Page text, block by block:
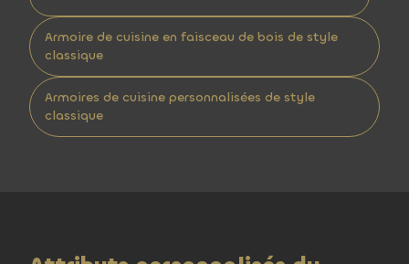
Armoire de cuisine en faisceau de bois de style
classique
Armoires de cuisine personnalisées de style
classique